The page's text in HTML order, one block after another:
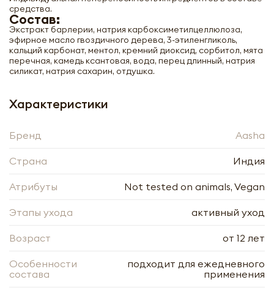
средства.
Состав:
Экстракт барлерии, натрия карбоксиметилцеллюлоза,
эфирное масло гвоздичного дерева, 3-этиленгликоль,
кальций карбонат, ментол, кремний диоксид, сорбитол, мята
перечная, камедь ксантовая, вода, перец длинный, натрия
силикат, натрия сахарин, отдушка.
Характеристики
Бренд Aasha
Страна Индия
Атрибуты Not tested on animals, Vegan
Этапы ухода активный уход
Возраст от 12 лет
Особенности
состава
подходит для ежедневного
применения
- +